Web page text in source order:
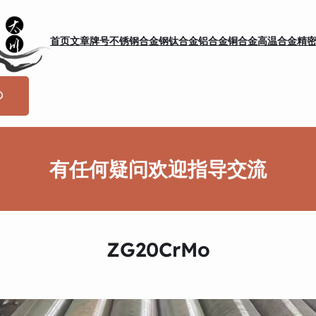
首页文章牌号不锈钢合金钢钛合金铝合金铜合金高温合金精
有任何疑问欢迎指导交流
ZG20CrMo